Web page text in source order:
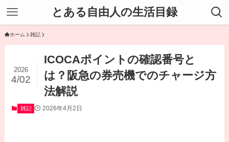
とある自由人の生活目録
ホーム 雑記
ICOCAポイントの確認番号と
は？阪急の券売機でのチャージ方
法解説
2026
4/02
雑記 2026年4月2日